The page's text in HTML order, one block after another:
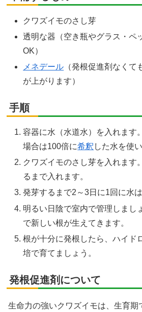
クワズイモのさし芽
透明な器（空き瓶やグラス・ペ
OK）
メネデール （発根促進剤なく
が上がります）
手順
容器に水（水道水）を入れます
場合は100倍に希釈 した水を使い
クワズイモのさし芽を入れます
るまで入れます。
発芽するまで2～3日に1回に水
明るい日陰で室内で管理しまし
で新しい根が生えてきます。
根が十分に発根したら、ハイド
培で育てましょう。
発根促進剤について
生命力の強いクワズイモは、生育期